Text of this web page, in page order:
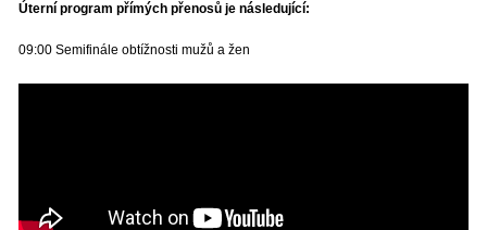
Úterní program přímých přenosů je následující:
09:00 Semifinále obtížnosti mužů a žen